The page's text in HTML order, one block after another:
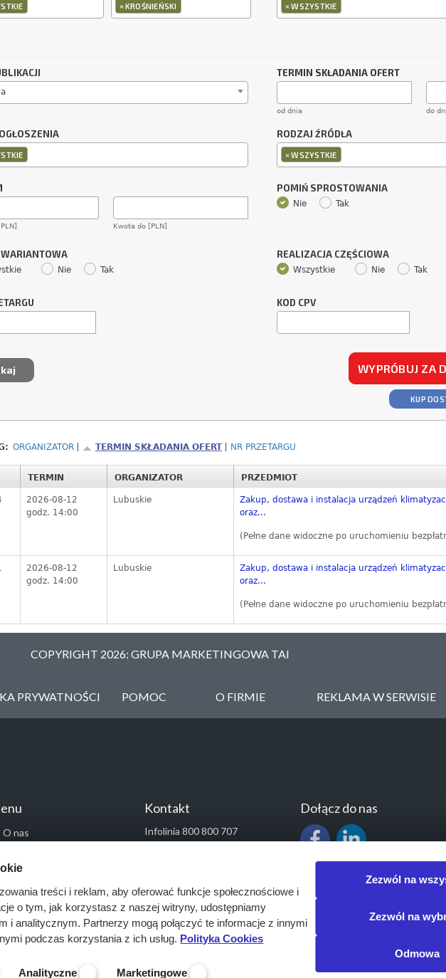
×KROŚNIEŃSKI ×WSZYSTKIE
TERMIN SKŁADANIA OFERT
od dnia do
RODZAJ ŹRÓDŁA
×WSZYSTKIE
Kwota do [PLN]
POMIŃ SPROSTOWANIA
Nie Tak
WARIANTOWA
Nie Tak
REALIZACJA CZĘŚCIOWA
Wszystkie Nie Tak
KOD CPV
WYPRÓBUJ ZA
KUP
ORGANIZATOR TERMIN SKŁADANIA OFERT NR PRZETARGU
TERMIN ORGANIZATOR PRZEDMIOT
2026-08-12
godz. 14:00
Lubuskie
Zakup, dostawa i instalacja urządzeń
oraz...
(Pełne dane widoczne po uruchomieniu
2026-08-12
godz. 14:00
Lubuskie
Zakup, dostawa i instalacja urządzeń
oraz...
(Pełne dane widoczne po uruchomieniu
COPYRIGHT 2026: GRUPA MARKETINGOWA TAI
PRYWATNOŚCI POMOC O FIRMIE REKLAMA W SERWISIE
O nas
Monitoring przetargów
Raporty przetargowe
Ustawienia cookies
Kontakt
Kontakt
Infolinia 800 800 707
kontakt@pressinfo.pl
Dołącz do nas
treści i reklam, aby oferować funkcje społecznościowe i
o tym, jak korzystasz z naszej witryny, udostępniamy
i analitycznym. Partnerzy mogą połączyć te informacje z innymi
podczas korzystania z ich usług. Polityka Cookies
Analityczne Marketingowe
Zezwól na
Zezwól na
Odmowa